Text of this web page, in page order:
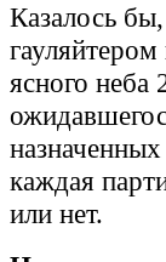
Казалось
ясного
каждая
или нет.